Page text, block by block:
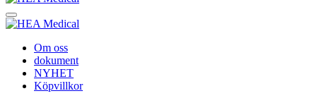
Om oss
dokument
NYHET
Köpvillkor